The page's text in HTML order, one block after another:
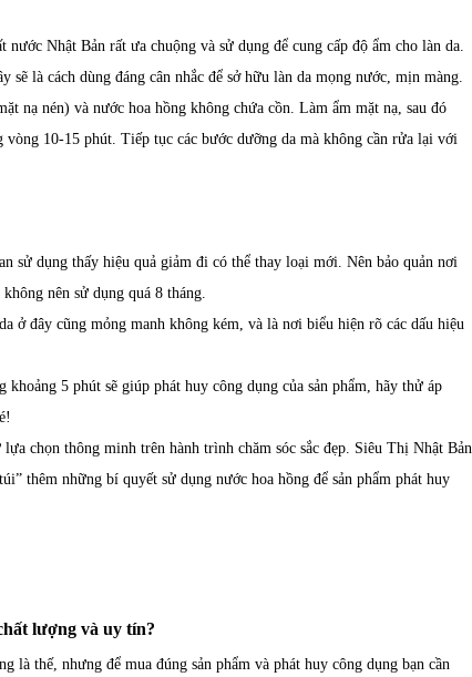
Nhật Bản rất ưa chuộng và sử dụng để cung cấp độ ẩm cho làn da.
là cách dùng đáng cân nhắc để sở hữu làn da mọng nước, mịn màng.
nạ nén) và nước hoa hồng không chứa cồn. Làm ẩm mặt nạ, sau đó
10-15 phút. Tiếp tục các bước dưỡng da mà không cần rửa lại với
sử dụng thấy hiệu quả giảm đi có thể thay loại mới. Nên bảo quản nơi
nên sử dụng quá 8 tháng.
ở đây cũng mỏng manh không kém, và là nơi biểu hiện rõ các dấu hiệu
5 phút sẽ giúp phát huy công dụng của sản phẩm, hãy thử áp
chọn thông minh trên hành trình chăm sóc sắc đẹp. Siêu Thị Nhật Bản
thêm những bí quyết sử dụng nước hoa hồng để sản phẩm phát huy
lượng và uy tín?
là thế, nhưng để mua đúng sản phẩm và phát huy công dụng bạn cần